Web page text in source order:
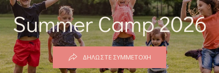
Summer Camp 2026
ΔΗΛΏΣΤΕ ΣΥΜΜΕΤΟΧΉ